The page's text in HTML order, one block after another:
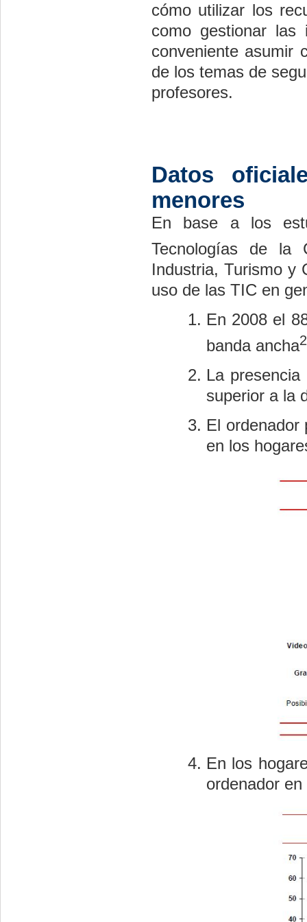
cómo utilizar los
como gestionar las
conveniente asumir
de los temas de
profesores.
Datos
menores
En base a los
Tecnologías de la
Industria, Turismo y
uso de las TIC en
En 2008 el
banda ancha2
La
superior a la
El ordenador
en los
En los
ordenador